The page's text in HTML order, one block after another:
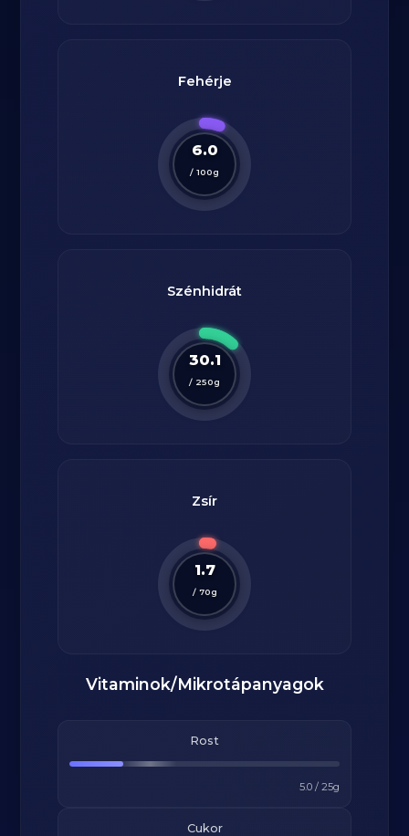
Fehérje
6.0
/ 100g
Szénhidrát
30.1
/ 250g
Zsír
1.7
/ 70g
Vitaminok/Mikrotápanyagok
Rost
5.0/ 25g
Cukor